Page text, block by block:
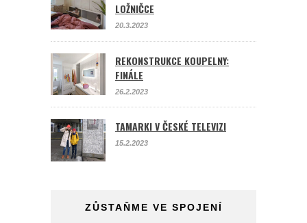
LOŽNIČCE
20.3.2023
REKONSTRUKCE KOUPELNY:
FINÁLE
26.2.2023
TAMARKI V ČESKÉ TELEVIZI
15.2.2023
ZŮSTAŇME VE SPOJENÍ